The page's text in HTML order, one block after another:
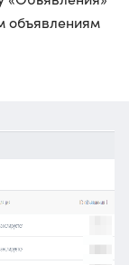
объявлениям